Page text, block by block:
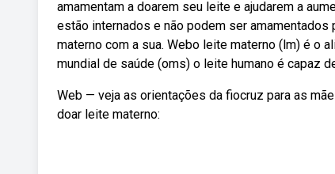
amamentam a doarem seu leite e ajudarem a
estão internados e não podem ser
materno com a sua. Webo leite materno (lm) é o
mundial de saúde (oms) o leite humano é capaz
Web — veja as orientações da fiocruz para as
doar leite materno: